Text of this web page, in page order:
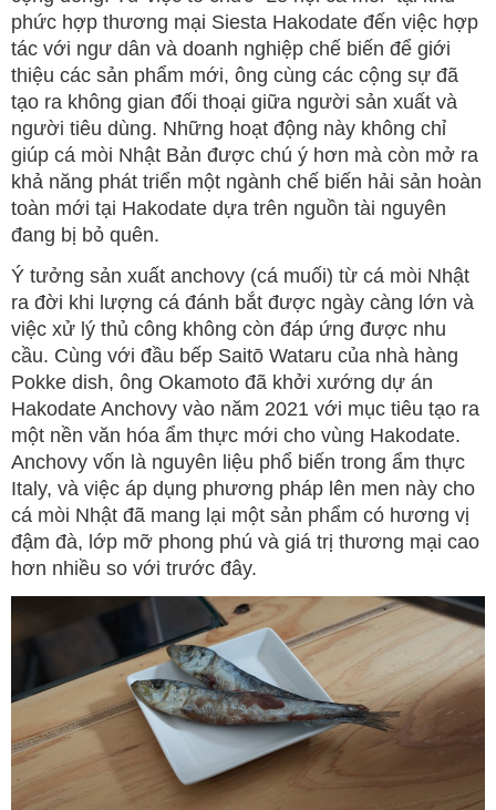
phức hợp thương mại Siesta Hakodate đến việc hợp
tác với ngư dân và doanh nghiệp chế biến để giới
thiệu các sản phẩm mới, ông cùng các cộng sự đã
tạo ra không gian đối thoại giữa người sản xuất và
người tiêu dùng. Những hoạt động này không chỉ
giúp cá mòi Nhật Bản được chú ý hơn mà còn mở ra
khả năng phát triển một ngành chế biến hải sản hoàn
toàn mới tại Hakodate dựa trên nguồn tài nguyên
đang bị bỏ quên.
Ý tưởng sản xuất anchovy (cá muối) từ cá mòi Nhật
ra đời khi lượng cá đánh bắt được ngày càng lớn và
việc xử lý thủ công không còn đáp ứng được nhu
cầu. Cùng với đầu bếp Saitō Wataru của nhà hàng
Pokke dish, ông Okamoto đã khởi xướng dự án
Hakodate Anchovy vào năm 2021 với mục tiêu tạo ra
một nền văn hóa ẩm thực mới cho vùng Hakodate.
Anchovy vốn là nguyên liệu phổ biến trong ẩm thực
Italy, và việc áp dụng phương pháp lên men này cho
cá mòi Nhật đã mang lại một sản phẩm có hương vị
đậm đà, lớp mỡ phong phú và giá trị thương mại cao
hơn nhiều so với trước đây.